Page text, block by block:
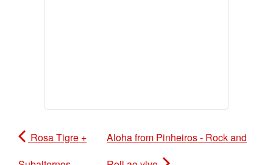
Rosa Tigre +
Aloha from Pinheiros - Rock and